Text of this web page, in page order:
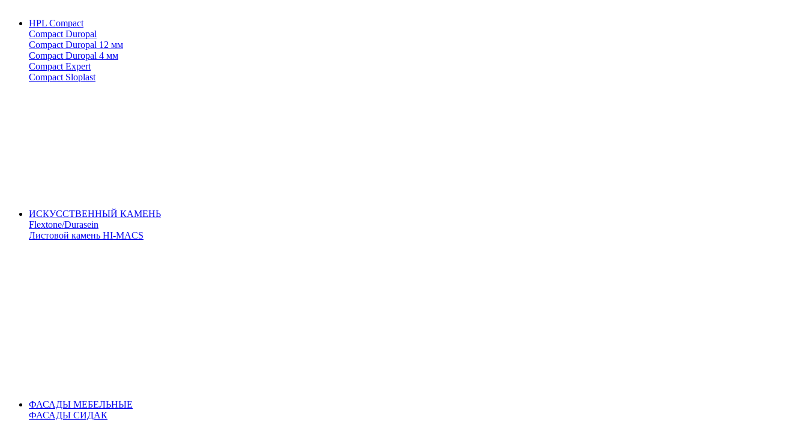
HPL Compact
Compact Duropal
Compact Duropal 12 мм
Compact Duropal 4 мм
Compact Expert
Compact Sloplast
ИСКУССТВЕННЫЙ КАМЕНЬ
Flextone/Durasein
Листовой камень HI-MACS
ФАСАДЫ МЕБЕЛЬНЫЕ
ФАСАДЫ СИДАК